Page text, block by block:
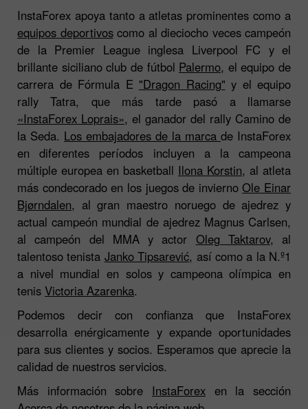
InstaForex apoya tanto a atletas prominentes como a
equipos deportivoscomo al dieciocho veces campeón
de la Premier League inglesa Liverpool FC y el
brillante siciliano club de fútbol Palermo, el equipo de
carrera de Fórmula E "Dragon Racing" y el equipo
rally Tatra, que más tarde pasó a llamarse
«InstaForex Loprais», el ganador del rally Camino de
la Seda. Los embajadores de la marca de InstaForex
en diferentes períodos incluyen a la campeona
múltiple europea en basketball Ilona Korstin, al atleta
más condecorado en los juegos de inviernoOle Einar
Bjørndalen, al gran maestro noruego de ajedrez y
actual campeón mundial de ajedrez Magnus Carlsen,
al campeón del MMA y actor Oleg Taktarov, al
talentoso tenista Janko Tipsarević, así como a la N.º1
a nivel mundial en solos y campeona olímpica en
tenis Victoria Azarenka.
Podemos decir con confianza que InstaForex
desarrolla enérgicamente y expande oportunidades
para sus clientes y socios. Esperamos que aprecie la
calidad de nuestros servicios.
Más información sobre InstaForex en la sección